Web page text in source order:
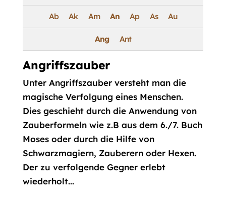
Ab Ak Am An Ap As Au
Ang Ant
Angriffszauber
Unter Angriffszauber versteht man die
magische Verfolgung eines Menschen.
Dies geschieht durch die Anwendung von
Zauberformeln wie z.B aus dem 6./7. Buch
Moses oder durch die Hilfe von
Schwarzmagiern, Zauberern oder Hexen.
Der zu verfolgende Gegner erlebt
wiederholt...